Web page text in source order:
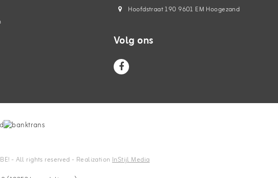
Hoofdstraat 190 9601 EM Hoogezand
Volg ons
- All rights reserved - Realization InStijl Media